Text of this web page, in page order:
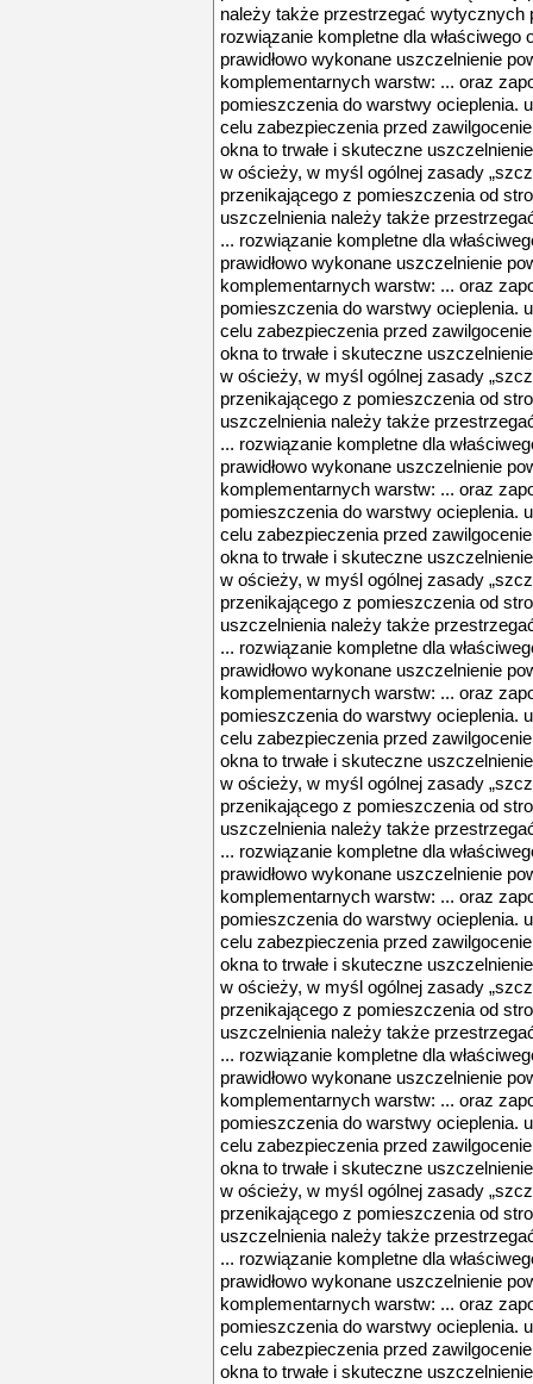
należy także przestrzegać wytycznych
rozwiązanie kompletne dla właściwego
prawidłowo wykonane uszczelnienie
komplementarnych warstw: ... oraz
pomieszczenia do warstwy ocieplenia.
celu zabezpieczenia przed
okna to trwałe i skuteczne
w ościeży, w myśl ogólnej zasady
przenikającego z pomieszczenia od
uszczelnienia należy także
... rozwiązanie kompletne dla
prawidłowo wykonane uszczelnienie
komplementarnych warstw: ... oraz
pomieszczenia do warstwy ocieplenia.
celu zabezpieczenia przed
okna to trwałe i skuteczne
w ościeży, w myśl ogólnej zasady
przenikającego z pomieszczenia od
uszczelnienia należy także
... rozwiązanie kompletne dla
prawidłowo wykonane uszczelnienie
komplementarnych warstw: ... oraz
pomieszczenia do warstwy ocieplenia.
celu zabezpieczenia przed
okna to trwałe i skuteczne
w ościeży, w myśl ogólnej zasady
przenikającego z pomieszczenia od
uszczelnienia należy także
... rozwiązanie kompletne dla
prawidłowo wykonane uszczelnienie
komplementarnych warstw: ... oraz
pomieszczenia do warstwy ocieplenia.
celu zabezpieczenia przed
okna to trwałe i skuteczne
w ościeży, w myśl ogólnej zasady
przenikającego z pomieszczenia od
uszczelnienia należy także
... rozwiązanie kompletne dla
prawidłowo wykonane uszczelnienie
komplementarnych warstw: ... oraz
pomieszczenia do warstwy ocieplenia.
celu zabezpieczenia przed
okna to trwałe i skuteczne
w ościeży, w myśl ogólnej zasady
przenikającego z pomieszczenia od
uszczelnienia należy także
... rozwiązanie kompletne dla
prawidłowo wykonane uszczelnienie
komplementarnych warstw: ... oraz
pomieszczenia do warstwy ocieplenia.
celu zabezpieczenia przed
okna to trwałe i skuteczne
w ościeży, w myśl ogólnej zasady
przenikającego z pomieszczenia od
uszczelnienia należy także
... rozwiązanie kompletne dla
prawidłowo wykonane uszczelnienie
komplementarnych warstw: ... oraz
pomieszczenia do warstwy ocieplenia.
celu zabezpieczenia przed
okna to trwałe i skuteczne